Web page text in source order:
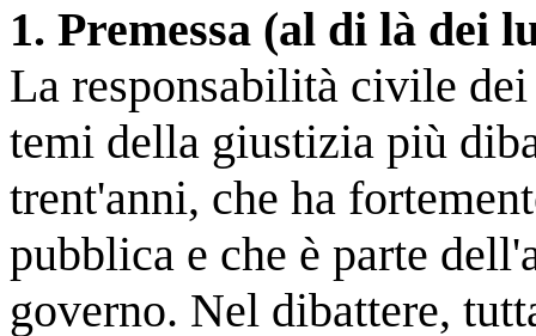
1. Premessa (al di là dei
La responsabilità civile
temi della giustizia più
trent'anni, che ha
pubblica e che è parte
governo. Nel dibattere,